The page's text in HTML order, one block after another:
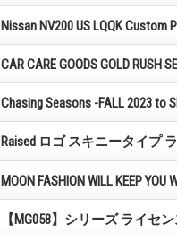
Nissan NV200 US LQQK Custom
CAR CARE GOODS GOLD RUSH
Chasing Seasons -FALL 2023 to
Raised ロゴ スキニータイプ
MOON FASHION WILL KEEP YOU
【MG058】シリーズ ライセ